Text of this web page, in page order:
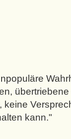
keine
kann."